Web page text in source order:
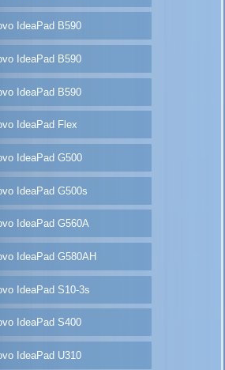
IdeaPad B590
IdeaPad B590
IdeaPad B590
IdeaPad Flex
IdeaPad G500
IdeaPad G500s
IdeaPad G560A
IdeaPad G580AH
IdeaPad S10-3s
IdeaPad S400
IdeaPad U310